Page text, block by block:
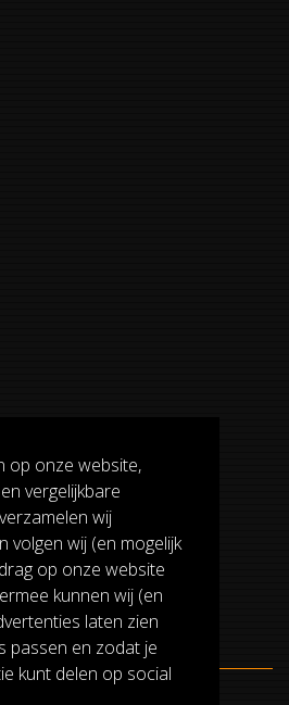
op onze website,
vergelijkbare
wij
volgen wij (en mogelijk
op onze website
kunnen wij (en
laten zien
passen en zodat je
kunt delen op social